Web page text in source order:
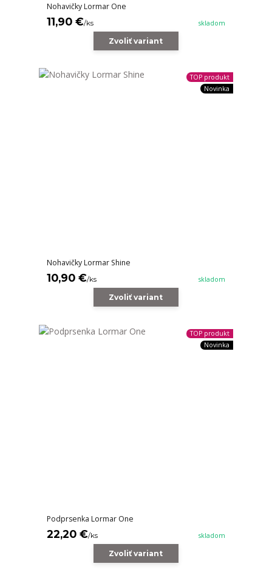
Nohavičky Lormar One
11,90 €/ks skladom
Zvoliť variant
TOP produkt
Novinka
Nohavičky Lormar Shine
10,90 €/ks skladom
Zvoliť variant
TOP produkt
Novinka
Podprsenka Lormar One
22,20 €/ks skladom
Zvoliť variant